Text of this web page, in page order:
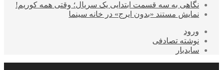
نگاهی به سه قسمت ابتدایی یک سریال؛ وقتی همه کوریم!
نمایش مستند «بدون ایرج» در خانه سینما
ورود
نوشته تصادفی
سایدبار